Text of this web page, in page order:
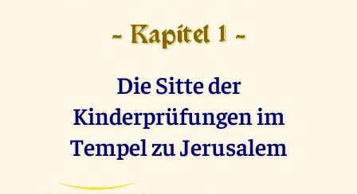
- Kapitel 1 -
Die Sitte der
Kinderprüfungen im
Tempel zu Jerusalem